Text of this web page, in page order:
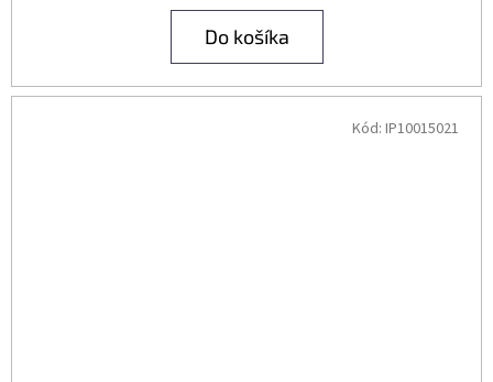
Do košíka
Kód: IP10015021